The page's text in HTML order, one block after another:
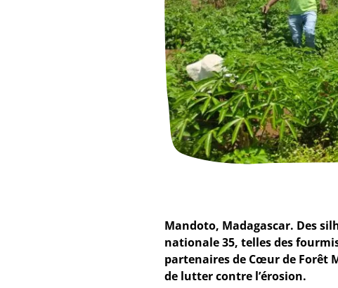
Mandoto, Madagascar. Des
nationale 35, telles des
partenaires de Cœur de Forêt
de lutter contre l’érosion.